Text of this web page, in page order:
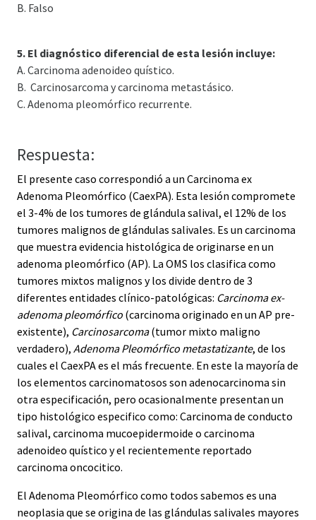
B. Falso
5. El diagnóstico diferencial de esta lesión incluye:
A. Carcinoma adenoideo quístico.
B. Carcinosarcoma y carcinoma metastásico.
C. Adenoma pleomórfico recurrente.
Respuesta:
El presente caso correspondió a un Carcinoma ex
Adenoma Pleomórfico (CaexPA). Esta lesión compromete
el 3-4% de los tumores de glándula salival, el 12% de los
tumores malignos de glándulas salivales. Es un carcinoma
que muestra evidencia histológica de originarse en un
adenoma pleomórfico (AP). La OMS los clasifica como
tumores mixtos malignos y los divide dentro de 3
diferentes entidades clínico-patológicas: Carcinoma ex-
adenoma pleomórfico (carcinoma originado en un AP pre-
existente), Carcinosarcoma(tumor mixto maligno
verdadero), Adenoma Pleomórfico metastatizante, de los
cuales el CaexPA es el más frecuente. En este la mayoría de
los elementos carcinomatosos son adenocarcinoma sin
otra especificación, pero ocasionalmente presentan un
tipo histológico especifico como: Carcinoma de conducto
salival, carcinoma mucoepidermoide o carcinoma
adenoideo quístico y el recientemente reportado
carcinoma oncocitico.
El Adenoma Pleomórfico como todos sabemos es una
neoplasia que se origina de las glándulas salivales mayores